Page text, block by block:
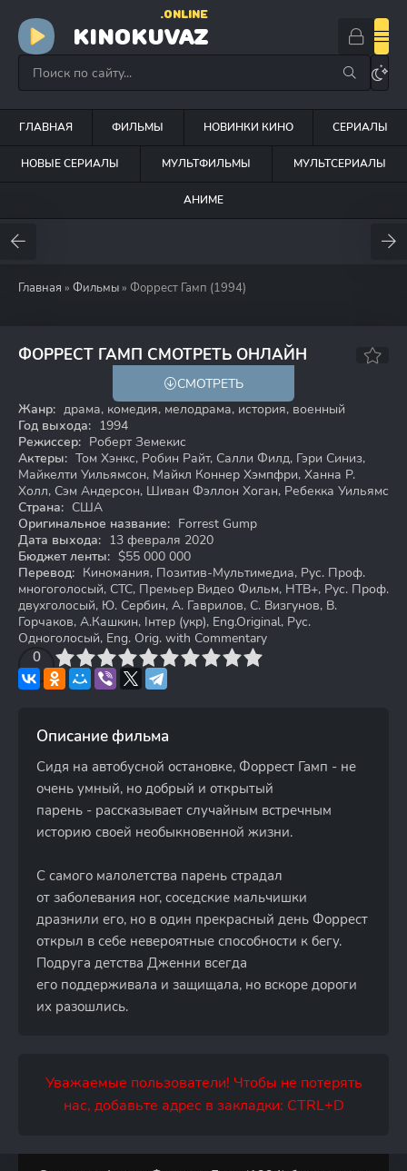
KINOKUVAZ
.ONLINE
ГЛАВНАЯ ФИЛЬМЫ НОВИНКИ КИНО СЕРИАЛЫ
НОВЫЕ СЕРИАЛЫ МУЛЬТФИЛЬМЫ МУЛЬТСЕРИАЛЫ
АНИМЕ
Главная » Фильмы » Форрест Гамп (1994)
ФОРРЕСТ ГАМП СМОТРЕТЬ ОНЛАЙН
8.9 8.8
СМОТРЕТЬ
Жанр: драма, комедия, мелодрама, история, военный
Год выхода: 1994
Режиссер: Роберт Земекис
Актеры: Том Хэнкс, Робин Райт, Салли Филд, Гэри Синиз,
Майкелти Уильямсон, Майкл Коннер Хэмпфри, Ханна Р.
Холл, Сэм Андерсон, Шиван Фэллон Хоган, Ребекка Уильямс
Страна: США
Оригинальное название: Forrest Gump
Дата выхода: 13 февраля 2020
Бюджет ленты: $55 000 000
Перевод: Киномания, Позитив-Мультимедиа, Рус. Проф.
многоголосый, СТС, Премьер Видео Фильм, НТВ+, Рус. Проф.
двухголосый, Ю. Сербин, А. Гаврилов, C. Визгунов, В.
Горчаков, А.Кашкин, Інтер (укр), Eng.Original, Рус.
Одноголосый, Eng. Orig. with Commentary
0
4 6 7 8 9 10
Описание фильма
Сидя на автобусной остановке, Форрест Гамп - не
очень умный, но добрый и открытый
парень - рассказывает случайным встречным
историю своей необыкновенной жизни.
С самого малолетства парень страдал
от заболевания ног, соседские мальчишки
дразнили его, но в один прекрасный день Форрест
открыл в себе невероятные способности к бегу.
Подруга детства Дженни всегда
его поддерживала и защищала, но вскоре дороги
их разошлись.
Уважаемые пользователи! Чтобы не потерять
нас, добавьте адрес в закладки: CTRL+D